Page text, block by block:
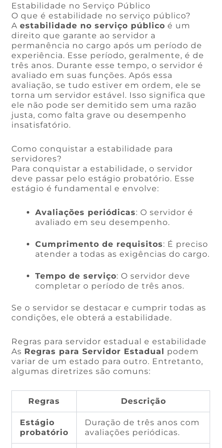
Estabilidade no Serviço Público
O que é estabilidade no serviço público?
Aestabilidade no serviço público é um
direito que garante ao servidor a
permanência no cargo após um período de
experiência. Esse período, geralmente, é de
três anos. Durante esse tempo, o servidor é
avaliado em suas funções. Após essa
avaliação, se tudo estiver em ordem, ele se
torna um servidor estável. Isso significa que
ele não pode ser demitido sem uma razão
justa, como falta grave ou desempenho
insatisfatório.
Como conquistar a estabilidade para
servidores?
Para conquistar a estabilidade, o servidor
deve passar pelo estágio probatório. Esse
estágio é fundamental e envolve:
Avaliações periódicas: O servidor é
avaliado em seu desempenho.
Cumprimento de requisitos: É preciso
atender a todas as exigências do cargo.
Tempo de serviço: O servidor deve
completar o período de três anos.
Se o servidor se destacar e cumprir todas as
condições, ele obterá a estabilidade.
Regras para servidor estadual e estabilidade
As Regras para Servidor Estadual podem
variar de um estado para outro. Entretanto,
algumas diretrizes são comuns:
Regras Descrição
Estágio
probatório
Duração de três anos com
avaliações periódicas.